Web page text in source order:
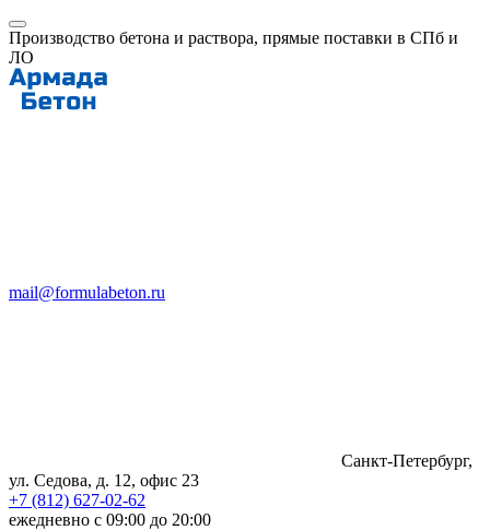
Производство бетона и раствора, прямые поставки в СПб и
ЛО
mail@formulabeton.ru
Санкт-Петербург,
ул. Седова, д. 12, офис 23
+7 (812) 627-02-62
ежедневно с 09:00 до 20:00